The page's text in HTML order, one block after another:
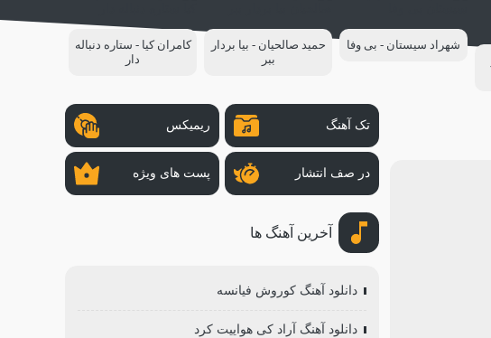
شهراد سیستان - بی وفا
حمید صالحیان - بیا بردار
ببر
کامران کیا - ستاره دنباله
دار
تک آهنگ ریمیکس
در صف انتشار پست های ویژه
آخرین آهنگ ها
دانلود آهنگ کوروش فیانسه
دانلود آهنگ آراد کی هواییت کرد